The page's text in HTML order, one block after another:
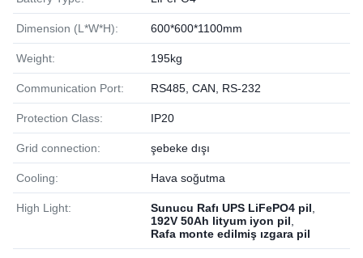
Dimension (L*W*H): 600*600*1100mm
Weight: 195kg
Communication Port: RS485, CAN, RS-232
Protection Class: IP20
Grid connection: şebeke dışı
Cooling: Hava soğutma
High Light: Sunucu Rafı UPS LiFePO4 pil
192V 50Ah lityum iyon pil
Rafa monte edilmiş ızgara pil